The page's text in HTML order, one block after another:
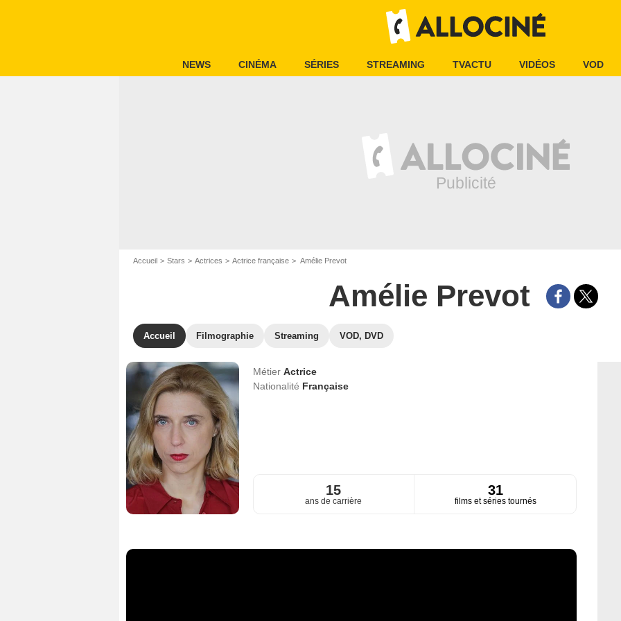
NEWS CINÉMA SÉRIES STREAMING TVACTU VIDÉOS VOD
Accueil Stars Actrices Actrice française Amélie Prevot
Amélie Prevot
Accueil Filmographie Streaming VOD, DVD
Métier Actrice
Nationalité Française
15
ans de carrière
31
films et séries tournés